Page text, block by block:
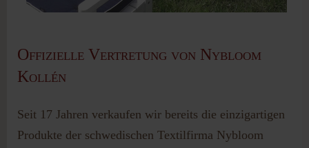
Offizielle Vertretung von Nybloom
Kollén
Seit 17 Jahren verkaufen wir bereits die einzigartigen
Produkte der schwedischen Textilfirma Nybloom